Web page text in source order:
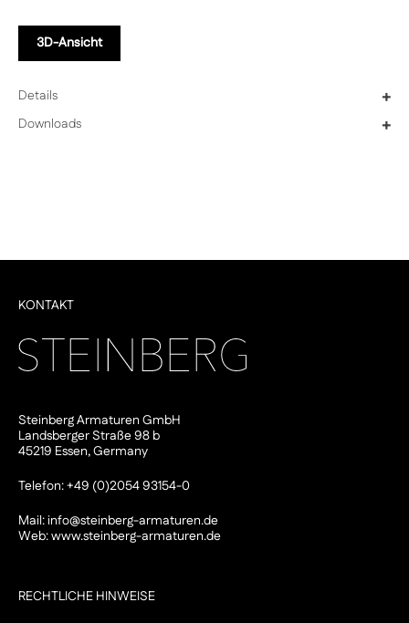
3D-Ansicht
Details +
Downloads +
KONTAKT
Steinberg Armaturen GmbH
Landsberger Straße 98 b
45219 Essen, Germany
Telefon: +49 (0)2054 93154-0
Mail:info@steinberg-armaturen.de
Web:www.steinberg-armaturen.de
RECHTLICHE HINWEISE